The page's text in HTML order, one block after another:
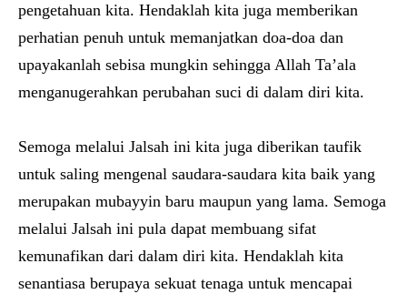
pengetahuan kita. Hendaklah kita juga memberikan
perhatian penuh untuk memanjatkan doa-doa dan
upayakanlah sebisa mungkin sehingga Allah Ta’ala
menganugerahkan perubahan suci di dalam diri kita.
Semoga melalui Jalsah ini kita juga diberikan taufik
untuk saling mengenal saudara-saudara kita baik yang
merupakan mubayyin baru maupun yang lama. Semoga
melalui Jalsah ini pula dapat membuang sifat
kemunafikan dari dalam diri kita. Hendaklah kita
senantiasa berupaya sekuat tenaga untuk mencapai